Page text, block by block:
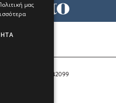
Μ.Η.Τ. 242099
μας